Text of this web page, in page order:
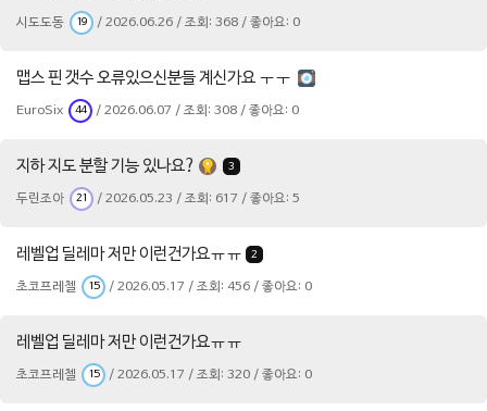
시도도동 19 / 2026.06.26 / 조회: 368 / 좋아요: 0
맵스 핀 갯수 오류있으신분들 계신가요 ㅜㅜ
EuroSix 44 / 2026.06.07 / 조회: 308 / 좋아요: 0
지하 지도 분할 기능 있나요? 3
두린조아 21 / 2026.05.23 / 조회: 617 / 좋아요: 5
레벨업 딜레마 저만 이런건가요ㅠㅠ 2
초코프레첼 15 / 2026.05.17 / 조회: 456 / 좋아요: 0
레벨업 딜레마 저만 이런건가요ㅠㅠ
초코프레첼 15 / 2026.05.17 / 조회: 320 / 좋아요: 0